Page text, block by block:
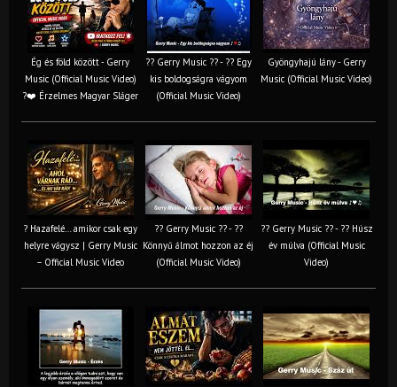
Ég és föld között - Gerry
Music (Official Music Video)
?❤️ Érzelmes Magyar Sláger
?? Gerry Music ?? - ?? Egy
kis boldogságra vágyom
(Official Music Video)
Gyöngyhajú lány - Gerry
Music (Official Music Video)
? Hazafelé… amikor csak egy
helyre vágysz | Gerry Music
– Official Music Video
?? Gerry Music ?? - ??
Könnyű álmot hozzon az éj
(Official Music Video)
?? Gerry Music ?? - ?? Húsz
év múlva (Official Music
Video)